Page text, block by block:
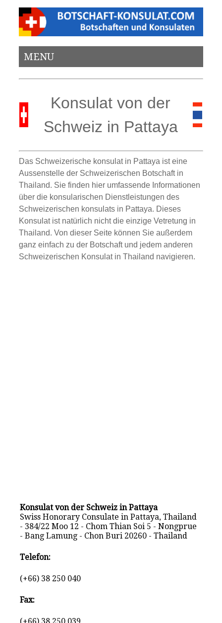
MENU
Konsulat von der
Schweiz in Pattaya
Das Schweizerische konsulat in Pattaya ist eine
Aussenstelle der Schweizerischen Botschaft in
Thailand. Sie finden hier umfassende Informationen
über die konsularischen Dienstleistungen des
Schweizerischen konsulats in Pattaya. Dieses
Konsulat ist natürlich nicht die einzige Vetretung in
Thailand. Von dieser Seite können Sie außerdem
ganz einfach zu der Botschaft und jedem anderen
Schweizerischen Konsulat in Thailand navigieren.
Konsulat von der Schweiz in Pattaya
Swiss Honorary Consulate in Pattaya, Thailand
- 384/22 Moo 12 - Chom Thian Soi 5 - Nongprue
- Bang Lamung - Chon Buri 20260 - Thailand
Telefon:
(+66) 38 250 040
Fax: